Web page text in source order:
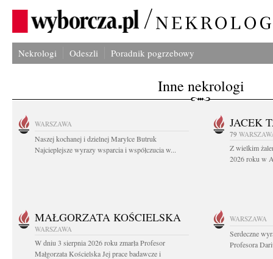
Nekrologi Odeszli Poradnik pogrzebowy
Inne nekrologi
WARSZAWA
Naszej kochanej i dzielnej Marylce Butruk
Najcieplejsze wyrazy wsparcia i współczucia w...
JACEK
79
Z wielkim
2026 roku w
MAŁGORZATA KOŚCIELSKA
WARSZAWA
W dniu 3 sierpnia 2026 roku zmarła Profesor
Małgorzata Kościelska Jej prace badawcze i
WARSZAWA
Serdeczne
Profesora